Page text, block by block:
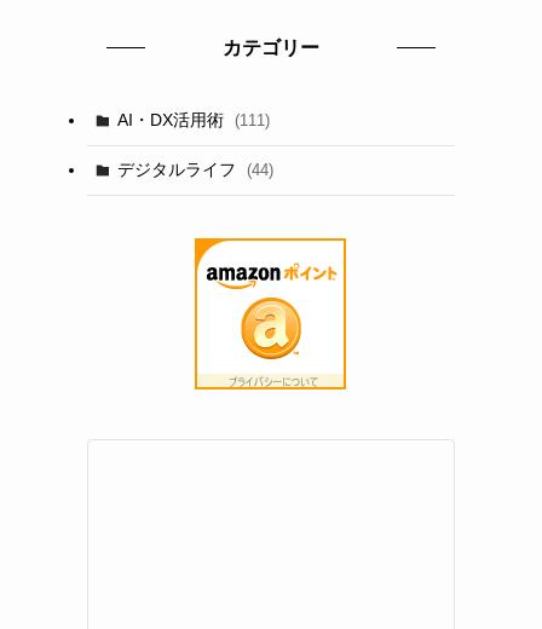
カテゴリー
AI・DX活用術 (111)
デジタルライフ (44)